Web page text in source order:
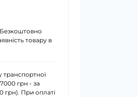
товару в
транспортної
грн - за
грн). При оплаті